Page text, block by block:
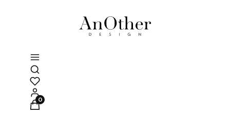
Otwórz wyszukiwarkę
Produkty w koszyku: 0. Zobacz szczegóły